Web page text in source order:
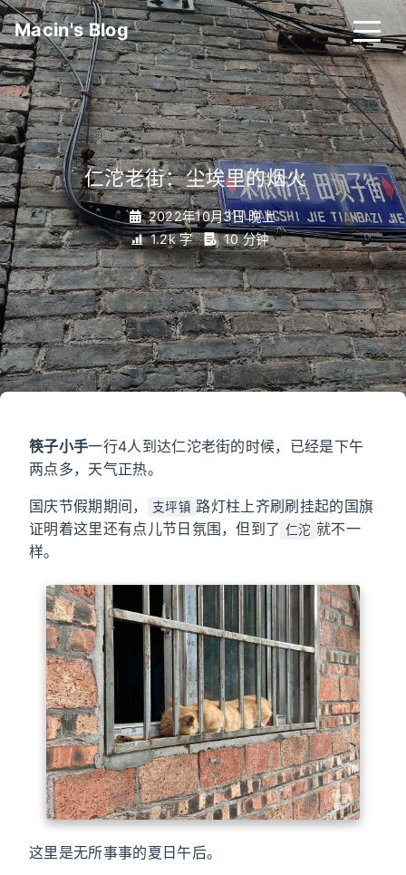
Macin's Blog
仁沱老街：尘埃里的烟火_
2022年10月3日 晚上
1.2k 字
10 分钟
筷子小手一行4人到达仁沱老街的时候，已经是下午
两点多，天气正热。
国庆节假期期间， 支坪镇 路灯柱上齐刷刷挂起的国旗
证明着这里还有点儿节日氛围，但到了 仁沱 就不一
样。
这里是无所事事的夏日午后。